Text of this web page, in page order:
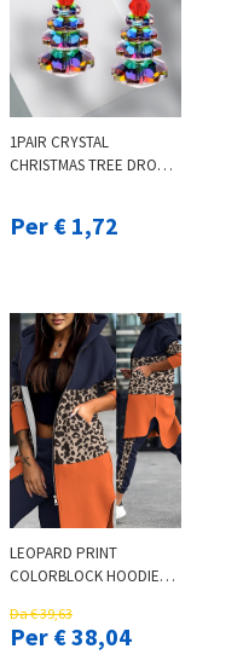
1PAIR CRYSTAL
CHRISTMAS TREE DROP
Per € 1,72
LEOPARD PRINT
COLORBLOCK HOODIE
SET
Da € 39,63
Per € 38,04